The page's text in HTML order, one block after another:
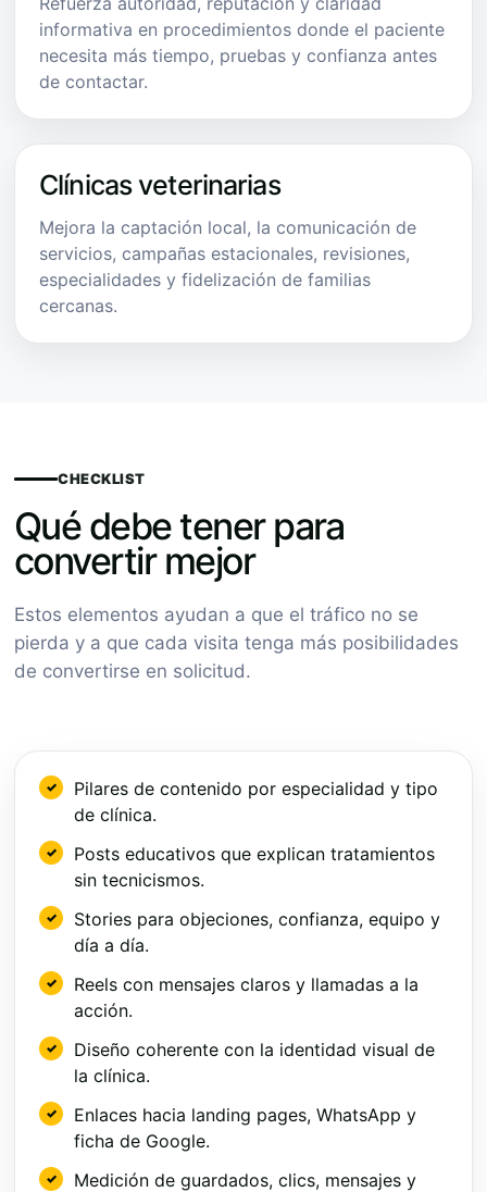
informativa en procedimientos donde el paciente
necesita más tiempo, pruebas y confianza antes
de contactar.
Clínicas veterinarias
Mejora la captación local, la comunicación de
servicios, campañas estacionales, revisiones,
especialidades y fidelización de familias
cercanas.
CHECKLIST
Qué debe tener para
convertir mejor
Estos elementos ayudan a que el tráfico no se
pierda y a que cada visita tenga más posibilidades
de convertirse en solicitud.
Pilares de contenido por especialidad y tipo
de clínica.
Posts educativos que explican tratamientos
sin tecnicismos.
Stories para objeciones, confianza, equipo y
día a día.
Reels con mensajes claros y llamadas a la
acción.
Diseño coherente con la identidad visual de
la clínica.
Enlaces hacia landing pages, WhatsApp y
ficha de Google.
Medición de guardados, clics, mensajes y